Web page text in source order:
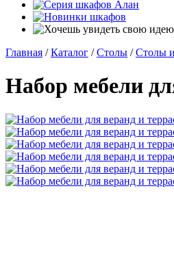
Главная / Каталог / Столы / Столы
Набор мебели